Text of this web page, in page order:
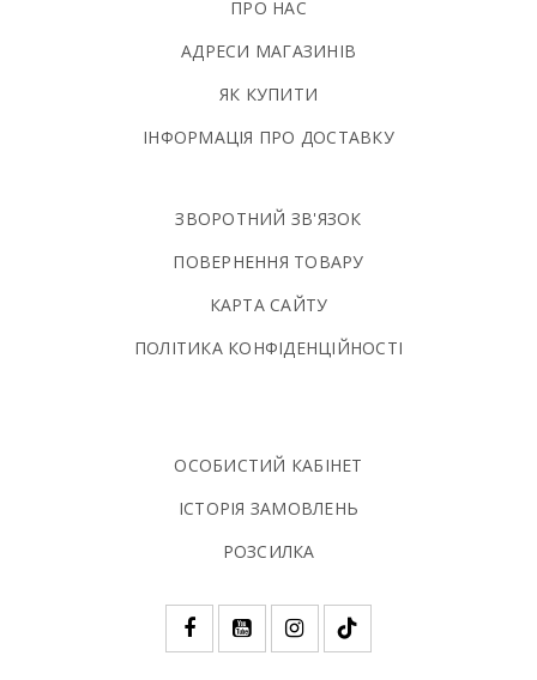
ПРО НАС
АДРЕСИ МАГАЗИНІВ
ЯК КУПИТИ
ІНФОРМАЦІЯ ПРО ДОСТАВКУ
ЗВОРОТНИЙ ЗВ'ЯЗОК
ПОВЕРНЕННЯ ТОВАРУ
КАРТА САЙТУ
ПОЛIТИКА КОНФIДЕНЦIЙНОСТI
ОСОБИСТИЙ КАБІНЕТ
ІСТОРІЯ ЗАМОВЛЕНЬ
РОЗСИЛКА